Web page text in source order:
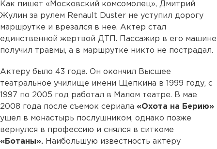
Как пишет «Московский комсомолец», Дмитрий
Жулин за рулем Renault Duster не уступил дорогу
маршрутке и врезался в нее. Актер стал
единственной жертвой ДТП. Пассажир в его машине
получил травмы, а в маршрутке никто не пострадал.
Актеру было 43 года. Он окончил Высшее
театральное училище имени Щепкина в 1999 году, с
1997 по 2005 год работал в Малом театре. В мае
2008 года после съемок сериала «Охота на Берию»
ушел в монастырь послушником, однако позже
вернулся в профессию и снялся в ситкоме
«Ботаны». Наибольшую известность актеру